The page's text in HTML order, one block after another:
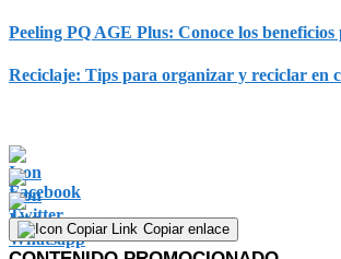
Peeling PQ AGE Plus: Conoce los
Reciclaje: Tips para organizar y reciclar en
Copiar enlace